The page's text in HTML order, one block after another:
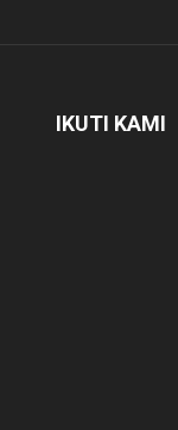
IKUTI KAMI